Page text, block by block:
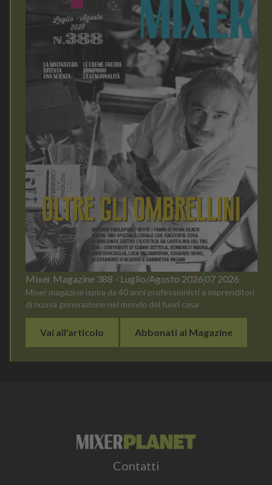
Mixer Magazine 388 - Luglio/Agosto 2026 07 2026
Mixer magazine ispira da 40 anni professionisti e imprenditori
di nuova generazione nel mondo del fuori casa
Vai all'articolo Abbonati al Magazine
Contatti